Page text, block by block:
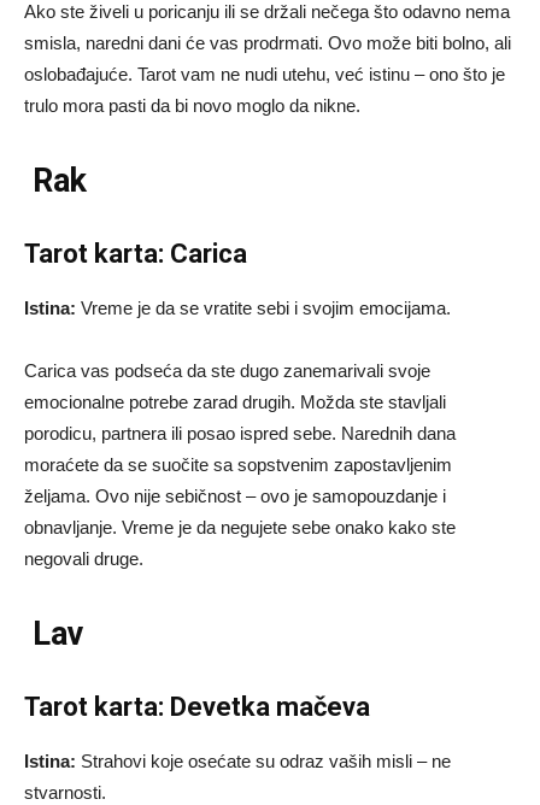
Ako ste živeli u poricanju ili se držali nečega što odavno nema
smisla, naredni dani će vas prodrmati. Ovo može biti bolno, ali
oslobađajuće. Tarot vam ne nudi utehu, već istinu – ono što je
trulo mora pasti da bi novo moglo da nikne.
Rak
Tarot karta: Carica
Istina: Vreme je da se vratite sebi i svojim emocijama.
Carica vas podseća da ste dugo zanemarivali svoje
emocionalne potrebe zarad drugih. Možda ste stavljali
porodicu, partnera ili posao ispred sebe. Narednih dana
moraćete da se suočite sa sopstvenim zapostavljenim
željama. Ovo nije sebičnost – ovo je samopouzdanje i
obnavljanje. Vreme je da negujete sebe onako kako ste
negovali druge.
Lav
Tarot karta: Devetka mačeva
Istina: Strahovi koje osećate su odraz vaših misli – ne
stvarnosti.